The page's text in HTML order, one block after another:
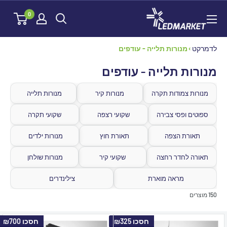
לתוכן
0
לדמרקט ›מנורות תלייה - עודפים
מנורות תלייה - עודפים
מנורות צמודות תקרה מנורות קיר מנורות תלייה
ספוטים ופסי צבירה שקועי רצפה שקועי תקרה
תאורת הצפה תאורת חוץ מנורות ילדים
תאורה לחדר רחצה שקועי קיר מנורות שולחן
מראה מוארת צילינדרים
150 מוצרים
חסכו ₪325 חסכו ₪700